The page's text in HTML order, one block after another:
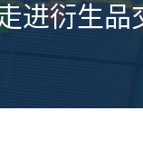
进衍生品